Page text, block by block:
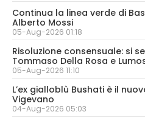
Continua la linea verde di
Alberto Mossi
05-Aug-2026 01:18
Risoluzione consensuale: si
Tommaso Della Rosa e
05-Aug-2026 11:10
L’ex gialloblù Bushati è il
Vigevano
04-Aug-2026 05:03